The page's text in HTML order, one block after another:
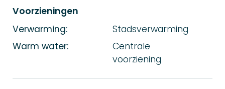
Voorzieningen
Verwarming:
Stadsverwarming
Warm water:
Centrale
voorziening